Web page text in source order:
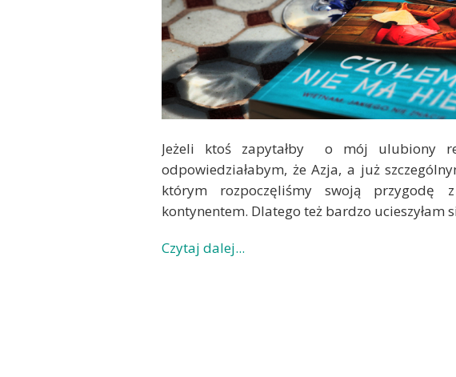
Jeżeli ktoś zapytałby o mój ulubiony
odpowiedziałabym, że Azja, a już
którym rozpoczęliśmy swoją przygodę
kontynentem. Dlatego też bardzo ucieszyłam
Czytaj dalej...